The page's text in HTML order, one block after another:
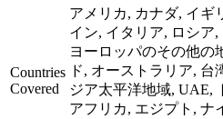
Countries
Covered
アメリカ, カナダ, イギ
イン, イタリア, ロシア
ヨーロッパのその他の
ド, オーストラリア, 台
ジア太平洋地域, UAE,
アフリカ, エジプト, ナ